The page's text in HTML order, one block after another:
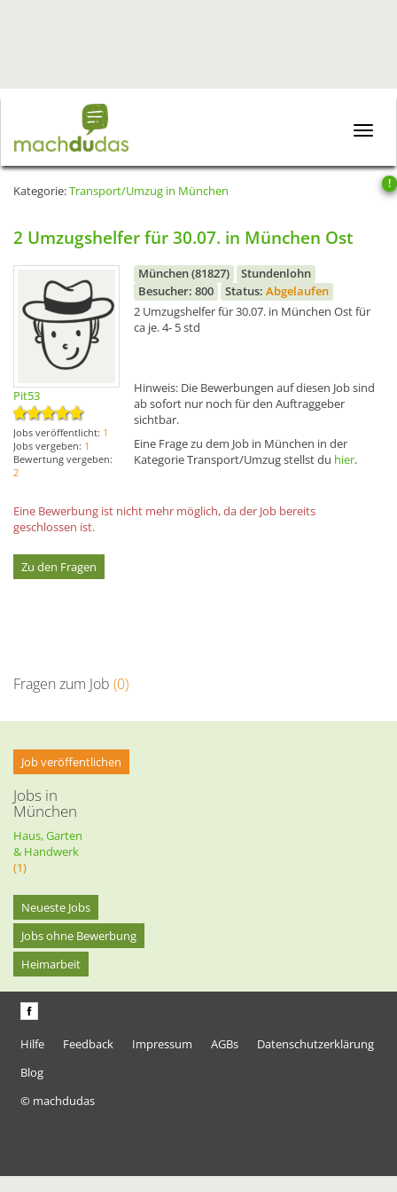
Toggle
!
Kategorie:Transport/Umzug in München
2 Umzugshelfer für 30.07. in München Ost
Pit53
Jobs veröffentlicht: 1
Jobs vergeben: 1
Bewertung vergeben:
2
München (81827)
Stundenlohn
Besucher: 800
Status: Abgelaufen
2 Umzugshelfer für 30.07. in München Ost für
ca je. 4- 5 std
Hinweis: Die Bewerbungen auf diesen Job sind
ab sofort nur noch für den Auftraggeber
sichtbar.
Eine Frage zu dem Job in München in der
Kategorie Transport/Umzug stellst du hier.
Eine Bewerbung ist nicht mehr möglich, da der Job bereits
geschlossen ist.
Zu den Fragen
Fragen zum Job (0)
Job veröffentlichen
Jobs in
München
Haus, Garten
& Handwerk
(1)
Neueste Jobs
Jobs ohne Bewerbung
Heimarbeit
Hilfe Feedback Impressum AGBs
Datenschutzerklärung
Blog
© machdudas